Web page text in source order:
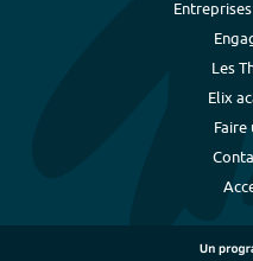
Les
Elix
Faire